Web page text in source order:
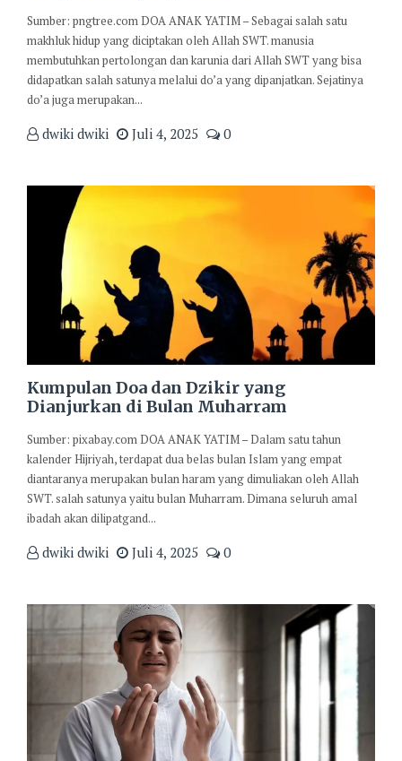
Sumber: pngtree.com DOA ANAK YATIM – Sebagai salah satu
makhluk hidup yang diciptakan oleh Allah SWT. manusia
membutuhkan pertolongan dan karunia dari Allah SWT yang bisa
didapatkan salah satunya melalui do’a yang dipanjatkan. Sejatinya
do’a juga merupakan...
dwiki dwiki Juli 4, 2025 0
Kumpulan Doa dan Dzikir yang
Dianjurkan di Bulan Muharram
Sumber: pixabay.com DOA ANAK YATIM – Dalam satu tahun
kalender Hijriyah, terdapat dua belas bulan Islam yang empat
diantaranya merupakan bulan haram yang dimuliakan oleh Allah
SWT. salah satunya yaitu bulan Muharram. Dimana seluruh amal
ibadah akan dilipatgand...
dwiki dwiki Juli 4, 2025 0